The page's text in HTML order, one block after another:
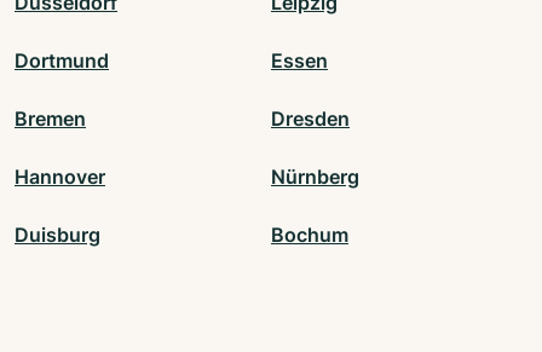
Dortmund Essen
Bremen Dresden
Hannover Nürnberg
Duisburg Bochum